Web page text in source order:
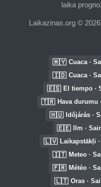
laika
Laikazinas.org ©
🇲🇾 Cuaca ·
🇮🇩 Cuaca ·
🇪🇸 El tiempo ·
🇹🇷 Hava durumu
🇭🇺 Időjárás ·
🇪🇪 Ilm ·
🇱🇻 Laikapstākļi
🇮🇹 Meteo ·
🇫🇷 Météo ·
🇱🇹 Oras ·